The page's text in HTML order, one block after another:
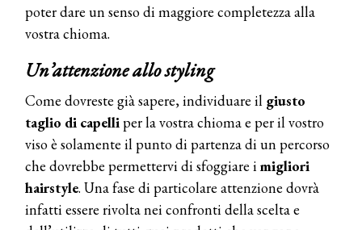
poter dare un senso di maggiore completezza alla
vostra chioma.
Un’attenzione allo styling
Come dovreste già sapere, individuare il giusto
taglio di capelliper la vostra chioma e per il vostro
viso è solamente il punto di partenza di un percorso
che dovrebbe permettervi di sfoggiare imigliori
hairstyle. Una fase di particolare attenzione dovrà
infatti essere rivolta nei confronti della scelta e